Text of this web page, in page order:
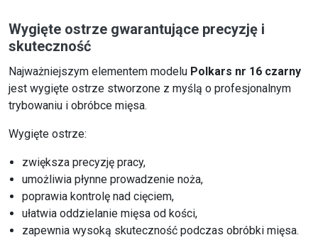
Wygięte ostrze gwarantujące precyzję i
skuteczność
Najważniejszym elementem modelu Polkars nr 16 czarny
jest wygięte ostrze stworzone z myślą o profesjonalnym
trybowaniu i obróbce mięsa.
Wygięte ostrze:
zwiększa precyzję pracy,
umożliwia płynne prowadzenie noża,
poprawia kontrolę nad cięciem,
ułatwia oddzielanie mięsa od kości,
zapewnia wysoką skuteczność podczas obróbki mięsa.